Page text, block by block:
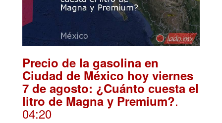
Precio de la gasolina en
Ciudad de México hoy viernes
7 de agosto: ¿Cuánto cuesta el
litro de Magna y Premium?.
04:20